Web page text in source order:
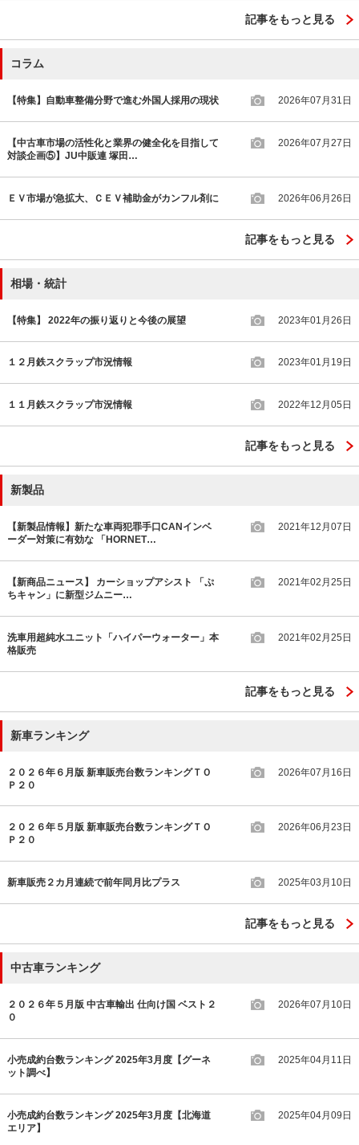
記事をもっと見る
コラム
【特集】自動車整備分野で進む外国人採用の現状 2026年07月31日
【中古車市場の活性化と業界の健全化を目指して
対談企画⑤】JU中販連 塚田…
2026年07月27日
ＥＶ市場が急拡大、ＣＥＶ補助金がカンフル剤に 2026年06月26日
記事をもっと見る
相場・統計
【特集】 2022年の振り返りと今後の展望 2023年01月26日
１２月鉄スクラップ市況情報 2023年01月19日
１１月鉄スクラップ市況情報 2022年12月05日
記事をもっと見る
新製品
【新製品情報】新たな車両犯罪手口CANインベ
ーダー対策に有効な 「HORNET…
2021年12月07日
【新商品ニュース】 カーショップアシスト 「ぷ
ちキャン」に新型ジムニー…
2021年02月25日
洗車用超純水ユニット「ハイパーウォーター」本
格販売
2021年02月25日
記事をもっと見る
新車ランキング
２０２６年６月版 新車販売台数ランキングＴＯ
Ｐ２０
2026年07月16日
２０２６年５月版 新車販売台数ランキングＴＯ
Ｐ２０
2026年06月23日
新車販売２カ月連続で前年同月比プラス 2025年03月10日
記事をもっと見る
中古車ランキング
２０２６年５月版 中古車輸出 仕向け国 ベスト２
０
2026年07月10日
小売成約台数ランキング 2025年3月度【グーネ
ット調べ】
2025年04月11日
小売成約台数ランキング 2025年3月度【北海道
エリア】
2025年04月09日